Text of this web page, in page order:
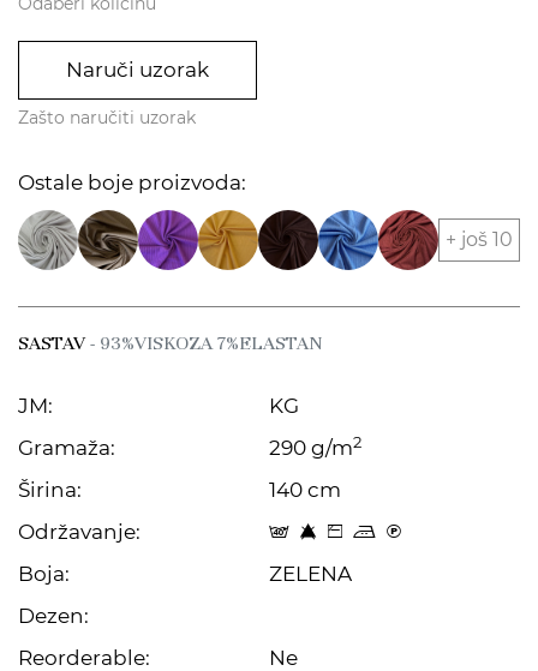
Naruči uzorak
Zašto naručiti uzorak
Ostale boje proizvoda:
+ još 10
SASTAV- 93%VISKOZA 7%ELASTAN
JM:
KG
Gramaža:
290 g/m2
Širina:
140 cm
Održavanje:
t 8 Z p C
Boja:
ZELENA
Dezen:
Reorderable:
Ne